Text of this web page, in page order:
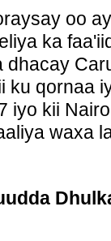
oo
ka
dhacay
ku qornaa
iyo kii
waxa